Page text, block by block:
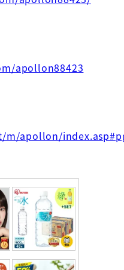
apollon88423
m/apollon/